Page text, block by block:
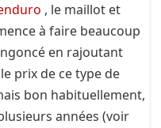
, le maillot et
à faire beaucoup
en rajoutant
prix de ce type de
bon habituellement,
années (voir